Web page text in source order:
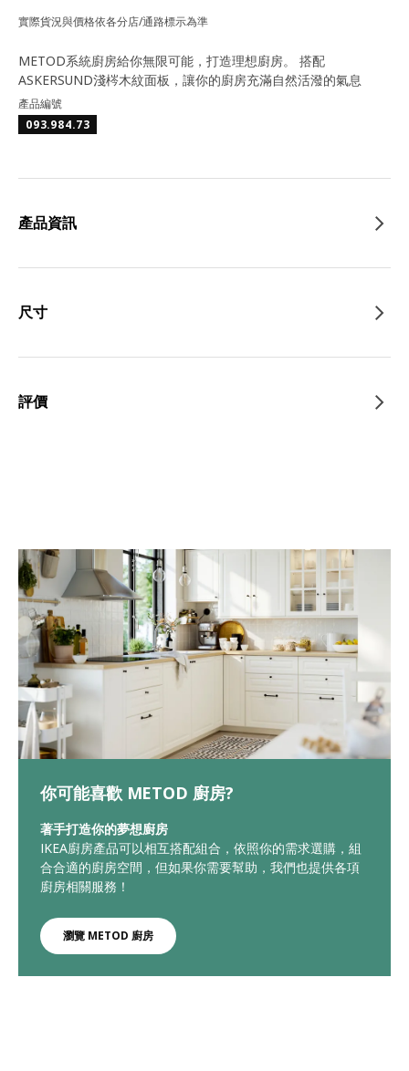
實際貨況與價格依各分店/通路標示為準
METOD系統廚房給你無限可能，打造理想廚房。 搭配
ASKERSUND淺梣木紋面板，讓你的廚房充滿自然活潑的氣息
產品編號
093.984.73
產品資訊
尺寸
評價
你可能喜歡 METOD 廚房?
著手打造你的夢想廚房
IKEA廚房產品可以相互搭配組合，依照你的需求選購，組
合合適的廚房空間，但如果你需要幫助，我們也提供各項
廚房相關服務！
瀏覽 METOD 廚房